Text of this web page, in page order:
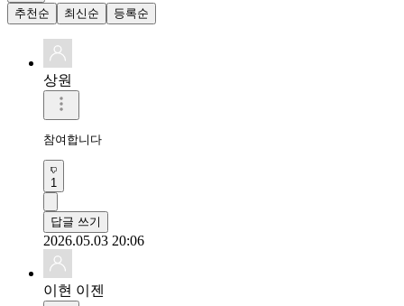
추천순
최신순 등록순
상원
참여합니다
1
답글 쓰기
2026.05.03 20:06
이현 이젠